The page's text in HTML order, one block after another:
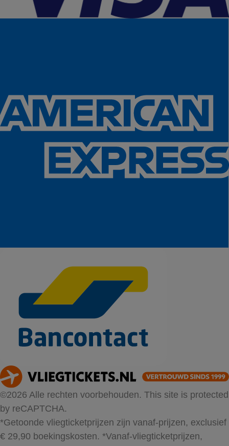
©2026 Alle rechten voorbehouden. This site is protected
by reCAPTCHA.
*Getoonde vliegticketprijzen zijn vanaf-prijzen, exclusief
€ 29,90 boekingskosten. *Vanaf-vliegticketprijzen,